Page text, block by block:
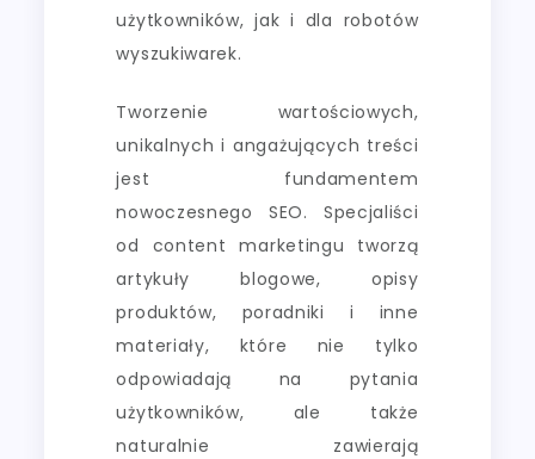
użytkowników, jak i dla robotów
wyszukiwarek.
Tworzenie wartościowych,
unikalnych i angażujących treści
jest fundamentem
nowoczesnego SEO. Specjaliści
od content marketingu tworzą
artykuły blogowe, opisy
produktów, poradniki i inne
materiały, które nie tylko
odpowiadają na pytania
użytkowników, ale także
naturalnie zawierają